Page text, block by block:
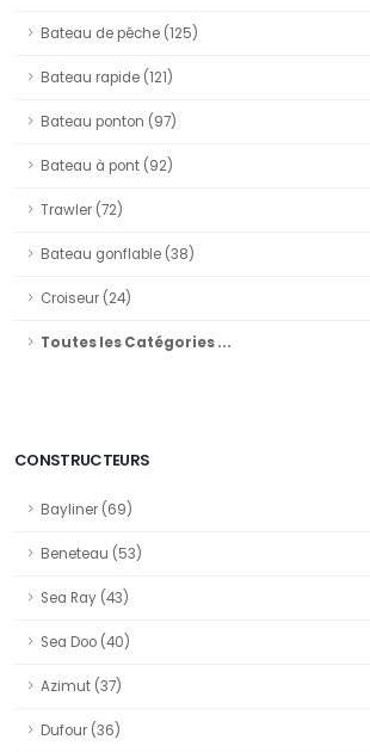
Bateau de pêche (125)
Bateau rapide (121)
Bateau ponton (97)
Bateau à pont (92)
Trawler (72)
Bateau gonflable (38)
Croiseur (24)
Toutes les Catégories ...
CONSTRUCTEURS
Bayliner (69)
Beneteau (53)
Sea Ray (43)
Sea Doo (40)
Azimut (37)
Dufour (36)